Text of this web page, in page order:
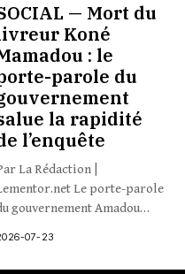
— Mort du
Koné
: le
parole du
la rapidité
l’enquête
La Rédaction |
Le porte-parole
gouvernement Amadou
07-23